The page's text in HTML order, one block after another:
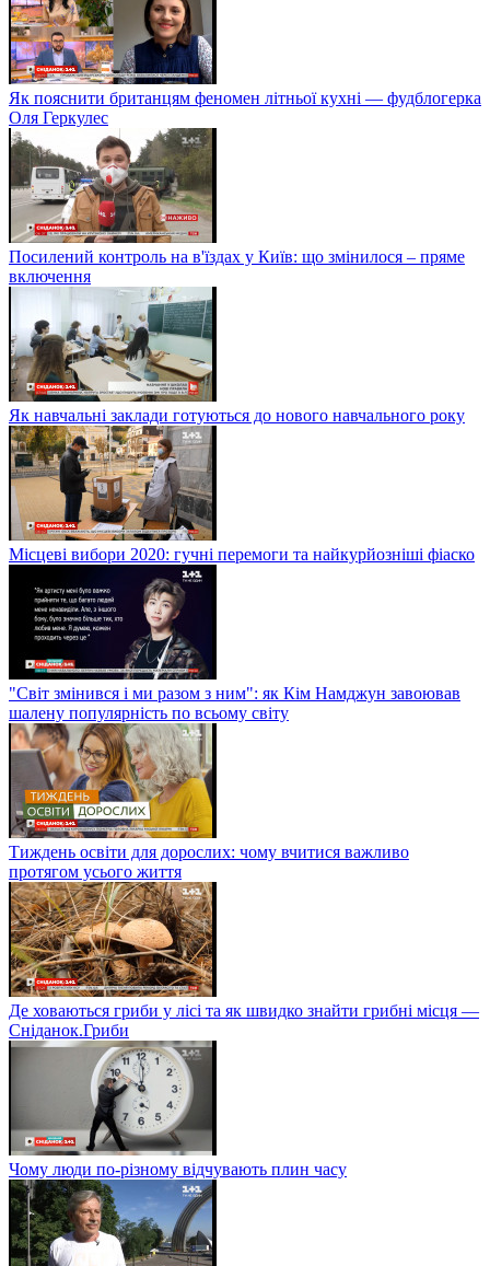
Як пояснити британцям феномен літньої кухні — фудблогерка
Оля Геркулес
Посилений контроль на в'їздах у Київ: що змінилося – пряме
включення
Як навчальні заклади готуються до нового навчального року
Місцеві вибори 2020: гучні перемоги та найкурйозніші фіаско
"Світ змінився і ми разом з ним": як Кім Намджун завоював
шалену популярність по всьому світу
Тиждень освіти для дорослих: чому вчитися важливо
протягом усього життя
Де ховаються гриби у лісі та як швидко знайти грибні місця —
Сніданок.Гриби
Чому люди по-різному відчувають плин часу